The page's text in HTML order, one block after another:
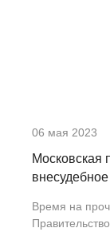
06 мая 2023
Московская
Время на